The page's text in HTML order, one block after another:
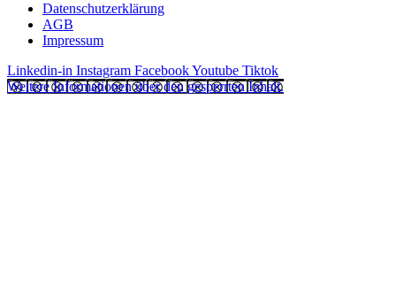
Datenschutzerklärung
AGB
Impressum
Linkedin-in Instagram FacebookYoutube Tiktok
Weitere Informationen über den gesperrten Inhalt.